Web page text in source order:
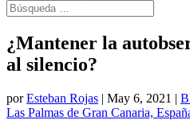
​¿Mantener la
al silencio?
porEsteban Rojas | May 6, 2021 |
Las Palmas de Gran Canaria,